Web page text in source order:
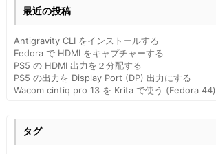
最近の投稿
Antigravity CLI をインストールする
Fedora で HDMI をキャプチャーする
PS5 の HDMI 出力を２分配する
PS5 の出力を Display Port (DP) 出力にする
Wacom cintiq pro 13 を Krita で使う (Fedora 44)
タグ